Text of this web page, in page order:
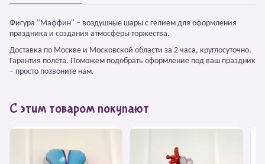
Фигура "Маффин" – воздушные шары с гелием для оформления
праздника и создания атмосферы торжества.
Доставка по Москве и Московской области за 2 часа, круглосуточно.
Гарантия полёта. Поможем подобрать оформление под ваш праздник
– просто позвоните нам.
С этим товаром покупают